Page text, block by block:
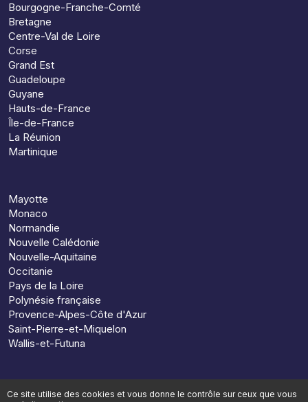
Bourgogne-Franche-Comté
Bretagne
Centre-Val de Loire
Corse
Grand Est
Guadeloupe
Guyane
Hauts-de-France
Île-de-France
La Réunion
Martinique
Mayotte
Monaco
Normandie
Nouvelle Calédonie
Nouvelle-Aquitaine
Occitanie
Pays de la Loire
Polynésie française
Provence-Alpes-Côte d'Azur
Saint-Pierre-et-Miquelon
Wallis-et-Futuna
Ce site utilise des cookies et vous donne le contrôle sur ceux que vous